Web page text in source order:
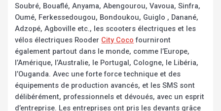
Soubré, Bouaflé, Anyama, Abengourou, Vavoua, Sinfra,
Oumé, Ferkessedougou, Bondoukou, Guiglo , Danané,
Adzopé, Agboville etc., les scooters électriques et les
vélos électriques Rooder City Coco fourniront
également partout dans le monde, comme l’Europe,
l’Amérique, l’Australie, le Portugal, Cologne, le Libéria,
l’Ouganda. Avec une forte force technique et des
équipements de production avancés, et les SMS sont
délibérément, professionnels et dévoués, avec un esprit
d’entreprise. Les entreprises ont pris les devants grâce